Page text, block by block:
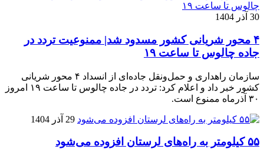
30 آذر 1404
۴ محور شریانی کشور مسدود شد| ممنوعیت تردد در
جاده چالوس تا ساعت ۱۹
سازمان راهداری و حمل‌ونقل جاده‌ای از انسداد ۴ محور شریانی
کشور خبر داد و اعلام کرد: تردد در جاده چالوس تا ساعت ۱۹ امروز
۳۰ آذرماه ممنوع است.
29 آذر 1404
۵۵ کیلومتر به راه‌های لرستان افزوده می‌شود